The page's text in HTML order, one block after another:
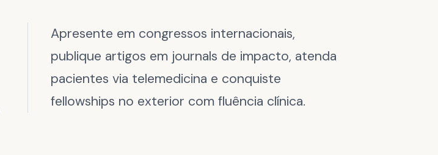
Apresente em congressos internacionais,
publique artigos em journals de impacto, atenda
pacientes via telemedicina e conquiste
fellowships no exterior com fluência clínica.